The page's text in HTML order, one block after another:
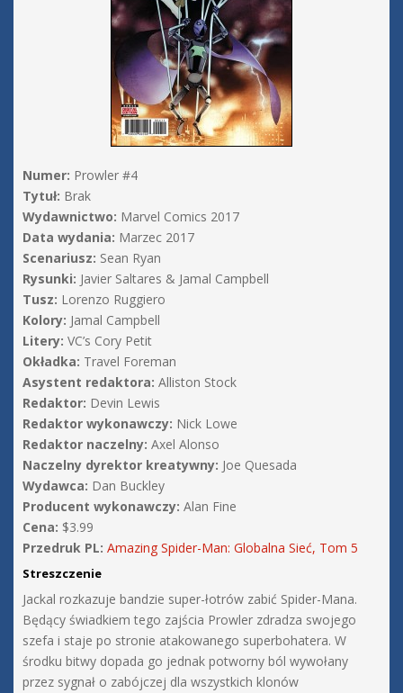
Numer: Prowler #4
Tytuł: Brak
Wydawnictwo: Marvel Comics 2017
Data wydania: Marzec 2017
Scenariusz: Sean Ryan
Rysunki: Javier Saltares & Jamal Campbell
Tusz: Lorenzo Ruggiero
Kolory: Jamal Campbell
Litery: VC’s Cory Petit
Okładka: Travel Foreman
Asystent redaktora: Alliston Stock
Redaktor: Devin Lewis
Redaktor wykonawczy: Nick Lowe
Redaktor naczelny: Axel Alonso
Naczelny dyrektor kreatywny: Joe Quesada
Wydawca: Dan Buckley
Producent wykonawczy: Alan Fine
Cena: $3.99
Przedruk PL: Amazing Spider-Man: Globalna Sieć, Tom 5
Streszczenie
Jackal rozkazuje bandzie super-łotrów zabić Spider-Mana.
Będący świadkiem tego zajścia Prowler zdradza swojego
szefa i staje po stronie atakowanego superbohatera. W
środku bitwy dopada go jednak potworny ból wywołany
przez sygnał o zabójczej dla wszystkich klonów